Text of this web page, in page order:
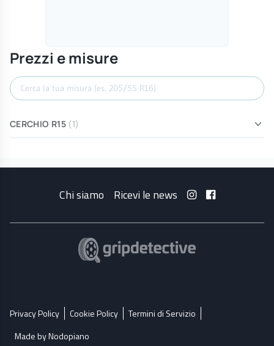
Prezzi e misure
Cerca misura
CERCHIO R15 (1)
Chi siamo Ricevi le news
Privacy Policy Cookie Policy
Termini di Servizio
Made by Nodopiano